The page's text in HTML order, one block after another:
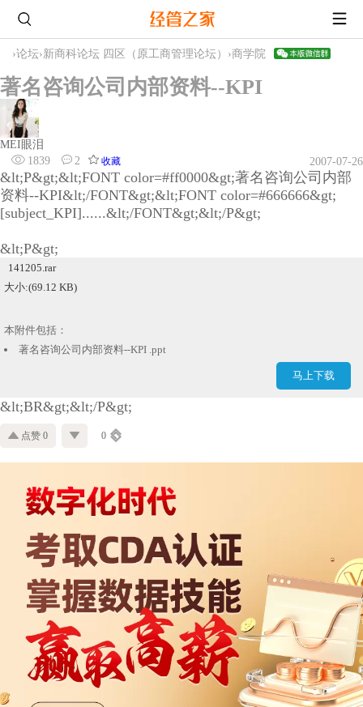
›论坛›新商科论坛 四区（原工商管理论坛） ›商学院
著名咨询公司内部资料--KPI
MEI眼泪
1839
2 收藏 2007-07-26
&lt;P&gt;&lt;FONT color=#ff0000&gt;著名咨询公司内部
资料--KPI&lt;/FONT&gt;&lt;FONT color=#666666&gt;
[subject_KPI]......&lt;/FONT&gt;&lt;/P&gt;
&lt;P&gt;
141205.rar
大小:(69.12 KB)
马上下载
本附件包括：
著名咨询公司内部资料--KPI .ppt
&lt;BR&gt;&lt;/P&gt;
点赞 0 0